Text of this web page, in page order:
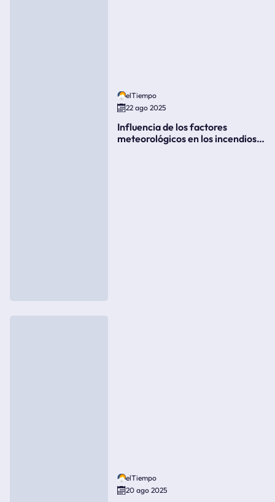
elTiempo
22 ago 2025
Influencia de los factores
meteorológicos en los incendios
elTiempo
20 ago 2025